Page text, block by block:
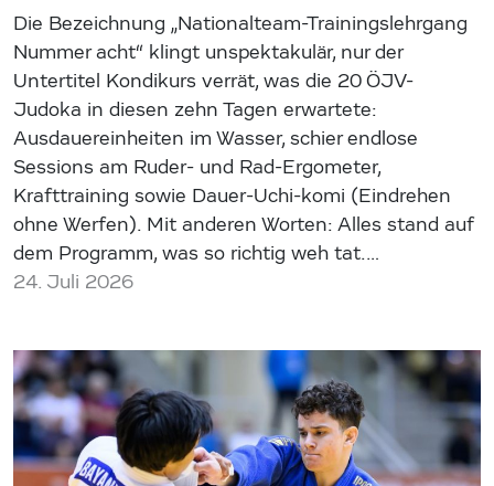
Die Bezeichnung „Nationalteam-Trainingslehrgang
Nummer acht“ klingt unspektakulär, nur der
Untertitel Kondikurs verrät, was die 20 ÖJV-
Judoka in diesen zehn Tagen erwartete:
Ausdauereinheiten im Wasser, schier endlose
Sessions am Ruder- und Rad-Ergometer,
Krafttraining sowie Dauer-Uchi-komi (Eindrehen
ohne Werfen). Mit anderen Worten: Alles stand auf
dem Programm, was so richtig weh tat.…
24. Juli 2026